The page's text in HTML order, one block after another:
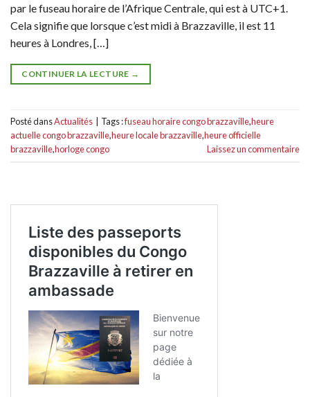
par le fuseau horaire de l’Afrique Centrale, qui est à UTC+1.
Cela signifie que lorsque c’est midi à Brazzaville, il est 11
heures à Londres, […]
CONTINUER LA LECTURE →
Posté dansActualités Tags :fuseau horaire congo brazzaville,heure
actuelle congo brazzaville,heure locale brazzaville,heure officielle
brazzaville,horloge congo Laissez un commentaire